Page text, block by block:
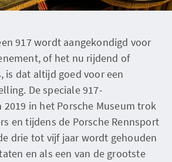
917 wordt aangekondigd voor
of het nu rijdend of
is dat altijd goed voor een
De speciale 917-
in het Porsche Museum trok
en tijdens de Porsche Rennsport
drie tot vijf jaar wordt gehouden
en als een van de grootste